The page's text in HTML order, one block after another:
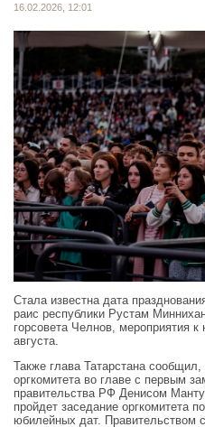
16.02.2026, 12:01
Стала известна дата
раис республики Рустам
горсовета Челнов, мероприятия
августа.
Также глава Татарстана
оргкомитета во главе с первым
правительства РФ Денисом
пройдет заседание оргкомитета
юбилейных дат. Правительством